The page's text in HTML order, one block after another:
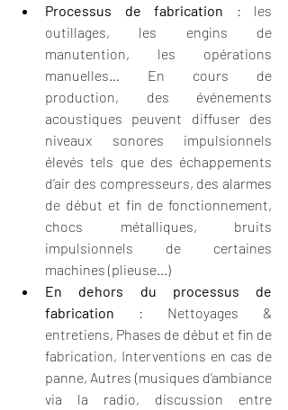
Processus de fabrication : les
outillages, les engins de
manutention, les opérations
manuelles… En cours de
production, des événements
acoustiques peuvent diffuser des
niveaux sonores impulsionnels
élevés tels que des échappements
d’air des compresseurs, des alarmes
de début et fin de fonctionnement,
chocs métalliques, bruits
impulsionnels de certaines
machines (plieuse…)
En dehors du processus de
fabrication : Nettoyages &
entretiens, Phases de début et fin de
fabrication, Interventions en cas de
panne, Autres (musiques d’ambiance
via la radio, discussion entre